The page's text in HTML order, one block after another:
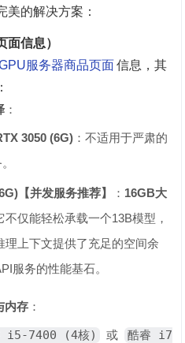
美的解决方案：
面信息）
服务器商品页面 信息，其
‌：
3050 (6G) ‌：不适用于严肃的
【并发服务推荐】 ‌：‌ 16GB大
不仅能轻松承载一个13B模型，
理上下文提供了充足的空间余
服务的性能基石。
内存 ‌：
i5-7400 (4核) 或
酷睿 i7